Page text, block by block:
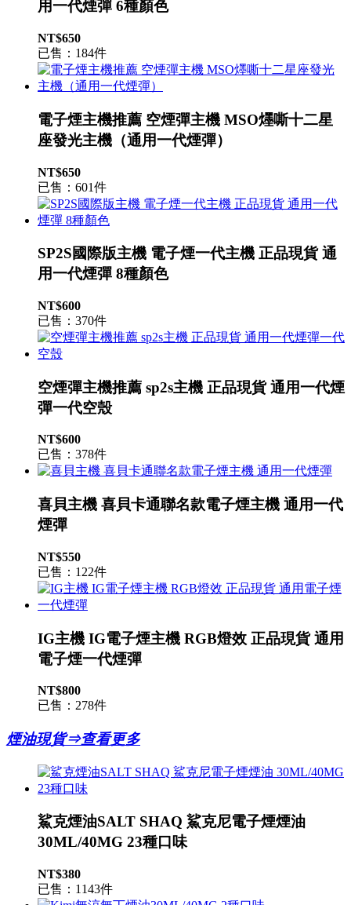
用一代煙彈 6種顏色
NT$650
已售：184件
電子煙主機推薦 空煙彈主機 MSO爅嘶十二星
座發光主機（通用一代煙彈）
NT$650
已售：601件
SP2S國際版主機 電子煙一代主機 正品現貨 通
用一代煙彈 8種顏色
NT$600
已售：370件
空煙彈主機推薦 sp2s主機 正品現貨 通用一代煙
彈一代空殼
NT$600
已售：378件
喜貝主機 喜貝卡通聯名款電子煙主機 通用一代
煙彈
NT$550
已售：122件
IG主機 IG電子煙主機 RGB燈效 正品現貨 通用
電子煙一代煙彈
NT$800
已售：278件
煙油現貨⇒查看更多
鯊克煙油SALT SHAQ 鯊克尼電子煙煙油
30ML/40MG 23種口味
NT$380
已售：1143件